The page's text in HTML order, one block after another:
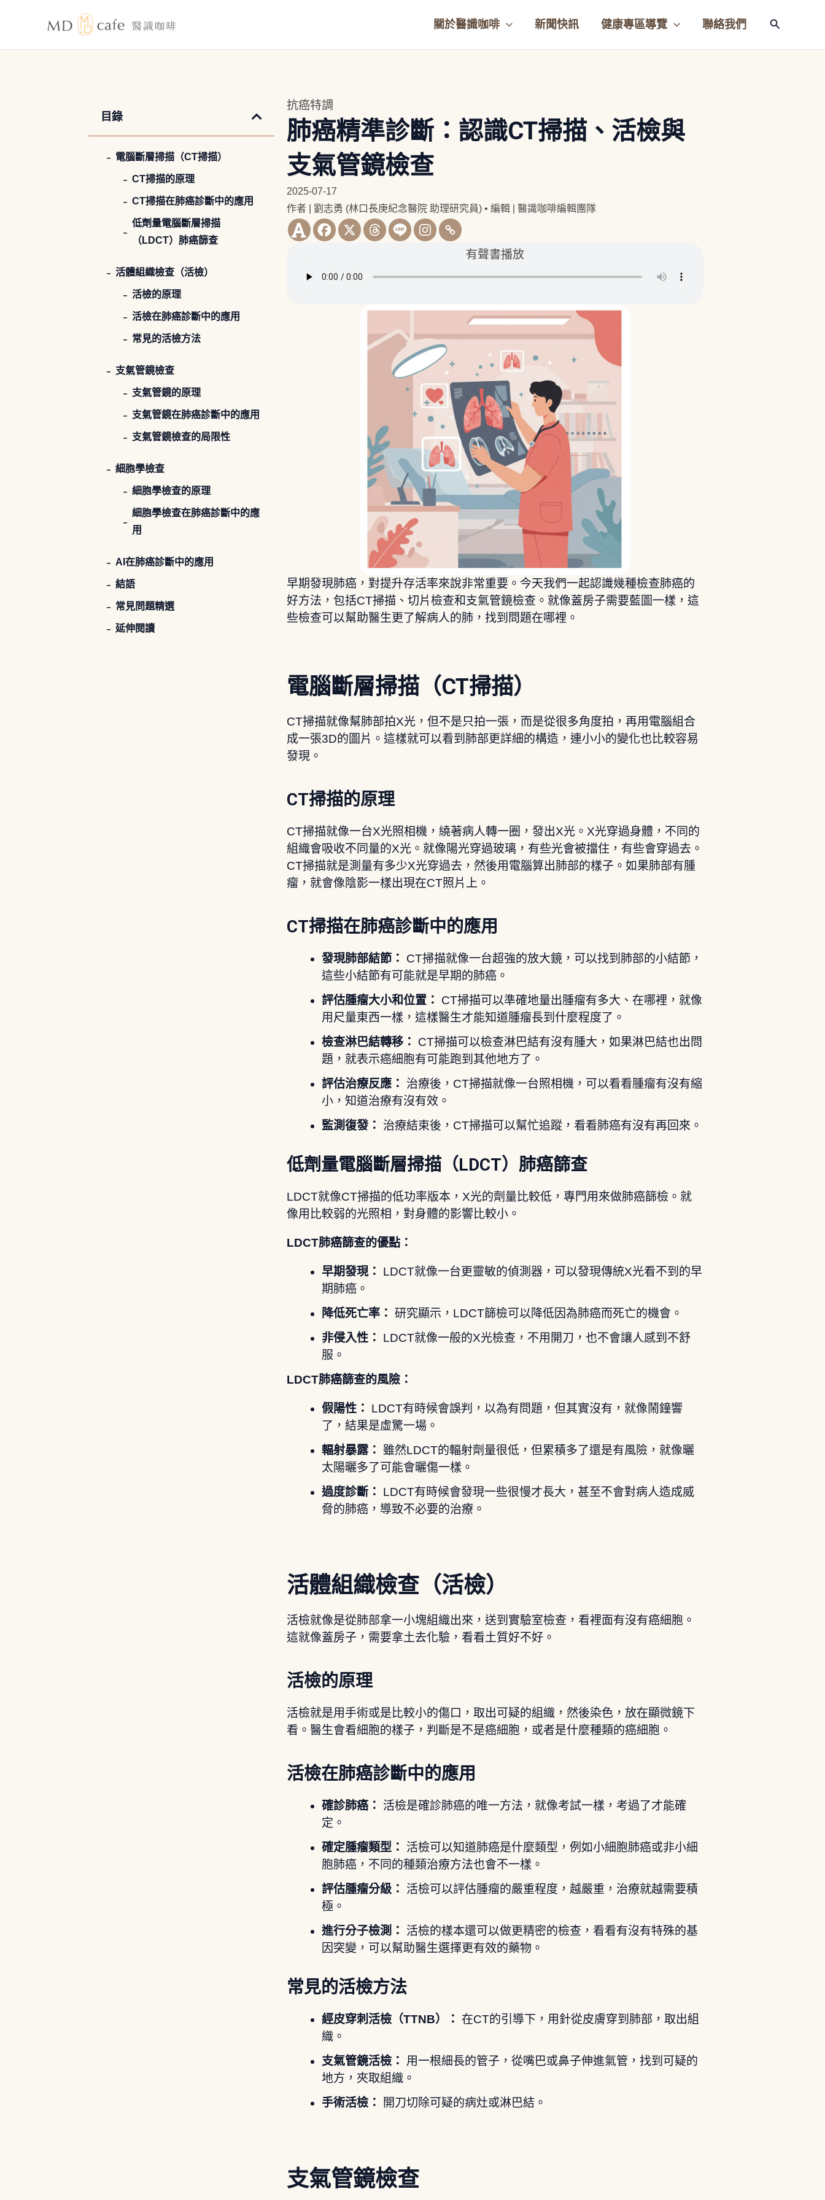
關於醫識咖啡 新聞快訊 健康專區導覽 聯絡我們
搜
目錄
電腦斷層掃描（CT掃描）
CT掃描的原理
CT掃描在肺癌診斷中的應用
低劑量電腦斷層掃描
（LDCT）肺癌篩查
活體組織檢查（活檢）
活檢的原理
活檢在肺癌診斷中的應用
常見的活檢方法
支氣管鏡檢查
支氣管鏡的原理
支氣管鏡在肺癌診斷中的應用
支氣管鏡檢查的局限性
細胞學檢查
細胞學檢查的原理
細胞學檢查在肺癌診斷中的應
用
AI在肺癌診斷中的應用
結語
常見問題精選
延伸閱讀
抗癌特調
肺癌精準診斷：認識CT掃描、活檢與
支氣管鏡檢查
2025-07-17
作者 | 劉志勇 (林口長庚紀念醫院 助理研究員)• 編輯 | 醫識咖啡編輯團隊
有聲書播放
早期發現肺癌，對提升存活率來說非常重要。今天我們一起認識幾種檢查肺癌的
好方法，包括CT掃描、切片檢查和支氣管鏡檢查。就像蓋房子需要藍圖一樣，這
些檢查可以幫助醫生更了解病人的肺，找到問題在哪裡。
電腦斷層掃描（CT掃描）
CT掃描就像幫肺部拍X光，但不是只拍一張，而是從很多角度拍，再用電腦組合
成一張3D的圖片。這樣就可以看到肺部更詳細的構造，連小小的變化也比較容易
發現。
CT掃描的原理
CT掃描就像一台X光照相機，繞著病人轉一圈，發出X光。X光穿過身體，不同的
組織會吸收不同量的X光。就像陽光穿過玻璃，有些光會被擋住，有些會穿過去。
CT掃描就是測量有多少X光穿過去，然後用電腦算出肺部的樣子。如果肺部有腫
瘤，就會像陰影一樣出現在CT照片上。
CT掃描在肺癌診斷中的應用
發現肺部結節：
CT掃描就像一台超強的放大鏡，可以找到肺部的小結節，
這些小結節有可能就是早期的肺癌。
評估腫瘤大小和位置：
CT掃描可以準確地量出腫瘤有多大、在哪裡，就像
用尺量東西一樣，這樣醫生才能知道腫瘤長到什麼程度了。
檢查淋巴結轉移：
CT掃描可以檢查淋巴結有沒有腫大，如果淋巴結也出問
題，就表示癌細胞有可能跑到其他地方了。
評估治療反應：
治療後，CT掃描就像一台照相機，可以看看腫瘤有沒有縮
小，知道治療有沒有效。
監測復發：
治療結束後，CT掃描可以幫忙追蹤，看看肺癌有沒有再回來。
低劑量電腦斷層掃描（LDCT）肺癌篩查
LDCT就像CT掃描的低功率版本，X光的劑量比較低，專門用來做肺癌篩檢。就
像用比較弱的光照相，對身體的影響比較小。
LDCT肺癌篩查的優點：
早期發現：
LDCT就像一台更靈敏的偵測器，可以發現傳統X光看不到的早
期肺癌。
降低死亡率： 研究顯示，LDCT篩檢可以降低因為肺癌而死亡的機會。
非侵入性：
LDCT就像一般的X光檢查，不用開刀，也不會讓人感到不舒
服。
LDCT肺癌篩查的風險：
假陽性：
LDCT有時候會誤判，以為有問題，但其實沒有，就像鬧鐘響
了，結果是虛驚一場。
輻射暴露： 雖然LDCT的輻射劑量很低，但累積多了還是有風險，就像曬
太陽曬多了可能會曬傷一樣。
過度診斷：
LDCT有時候會發現一些很慢才長大，甚至不會對病人造成威
脅的肺癌，導致不必要的治療。
活體組織檢查（活檢）
活檢就像是從肺部拿一小塊組織出來，送到實驗室檢查，看裡面有沒有癌細胞。
這就像蓋房子，需要拿土去化驗，看看土質好不好。
活檢的原理
活檢就是用手術或是比較小的傷口，取出可疑的組織，然後染色，放在顯微鏡下
看。醫生會看細胞的樣子，判斷是不是癌細胞，或者是什麼種類的癌細胞。
活檢在肺癌診斷中的應用
確診肺癌：
活檢是確診肺癌的唯一方法，就像考試一樣，考過了才能確
定。
確定腫瘤類型：
活檢可以知道肺癌是什麼類型，例如小細胞肺癌或非小細
胞肺癌，不同的種類治療方法也會不一樣。
評估腫瘤分級：
活檢可以評估腫瘤的嚴重程度，越嚴重，治療就越需要積
極。
進行分子檢測：
活檢的樣本還可以做更精密的檢查，看看有沒有特殊的基
因突變，可以幫助醫生選擇更有效的藥物。
常見的活檢方法
經皮穿刺活檢（TTNB）： 在CT的引導下，用針從皮膚穿到肺部，取出組
織。
支氣管鏡活檢：
用一根細長的管子，從嘴巴或鼻子伸進氣管，找到可疑的
地方，夾取組織。
手術活檢：
開刀切除可疑的病灶或淋巴結。
支氣管鏡檢查